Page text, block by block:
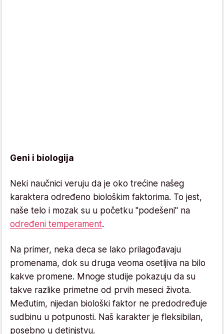
Geni i biologija
Neki naučnici veruju da je oko trećine našeg
karaktera određeno biološkim faktorima. To jest,
naše telo i mozak su u početku "podešeni" na
određeni temperament.
Na primer, neka deca se lako prilagođavaju
promenama, dok su druga veoma osetljiva na bilo
kakve promene. Mnoge studije pokazuju da su
takve razlike primetne od prvih meseci života.
Međutim, nijedan biološki faktor ne predodređuje
sudbinu u potpunosti. Naš karakter je fleksibilan,
posebno u detinjstvu.